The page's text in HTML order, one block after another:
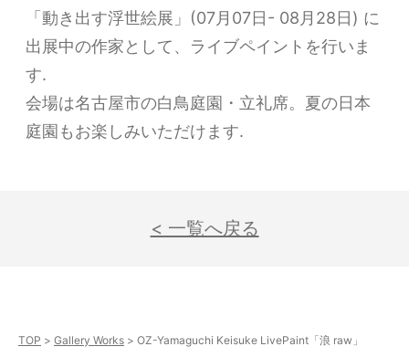
「動き出す浮世絵展」(07月07日- 08月28日) に
出展中の作家として、ライブペイントを行いま
す.
会場は名古屋市の白鳥庭園・立礼席。夏の日本
庭園もお楽しみいただけます.
< 一覧へ戻る
TOP Gallery Works OZ-Yamaguchi Keisuke LivePaint「浪 raw」